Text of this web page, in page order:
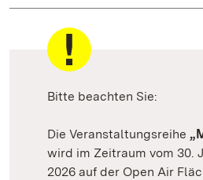
Bitte beachten Sie:
Die Veranstaltungsreihe
wird im Zeitraum vom 30.
2026 auf der Open Air